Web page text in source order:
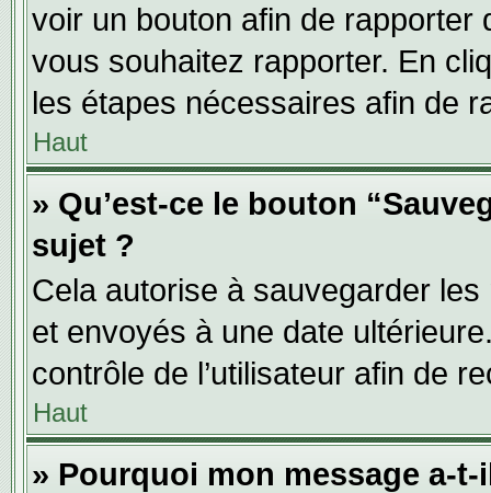
voir un bouton afin de
vous souhaitez rapporter. En
les étapes nécessaires afin de
Haut
» Qu’est-ce le bouton
sujet ?
Cela autorise à sauvegarder
et envoyés à une date
contrôle de l’utilisateur afin de
Haut
» Pourquoi mon message a-